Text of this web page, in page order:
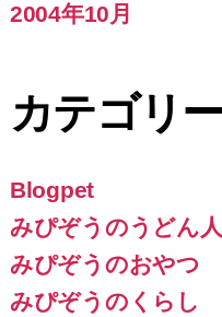
2004年10月
カテゴリ
Blogpet
みぴぞうのうどん
みぴぞうのおやつ
みぴぞうのくらし